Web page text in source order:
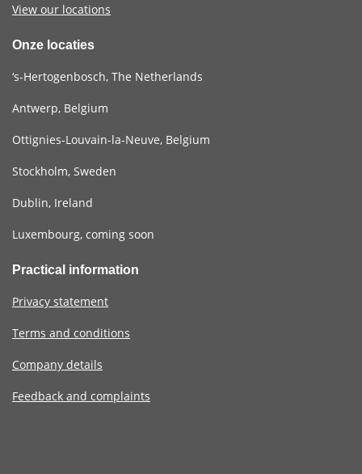
View our locations
Onze locaties
‘s-Hertogenbosch, The Netherlands
Antwerp, Belgium
Ottignies-Louvain-la-Neuve, Belgium
Stockholm, Sweden
Dublin, Ireland
Luxembourg, coming soon
Practical information
Privacy statement
Terms and conditions
Company details
Feedback and complaints